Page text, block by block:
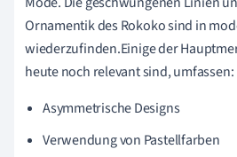
Ornamentik des Rokoko sind in
wiederzufinden.Einige der
heute noch relevant sind, umfassen:
Asymmetrische Designs
Verwendung von Pastellfarben